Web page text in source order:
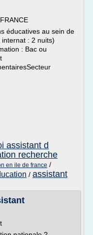
éducatives au sein de
: 2 nuits)
: Bac ou
assistant d
recherche
en ile de france /
/ assistant